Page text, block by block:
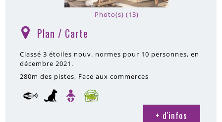
Photo(s) (13)
Plan / Carte
Classé 3 étoiles nouv. normes pour 10 personnes, en
décembre 2021.
280m des pistes Face aux commerces
+ d'infos